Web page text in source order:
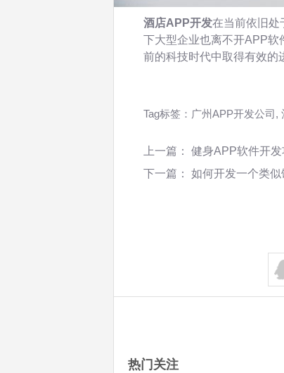
酒店APP开发在当前依旧处
下大型企业也离不开APP软
前的科技时代中取得有效的
Tag标签： 广州APP开发公司 ,
上一篇： 健身APP软件开
下一篇： 如何开发一个类
热门关注